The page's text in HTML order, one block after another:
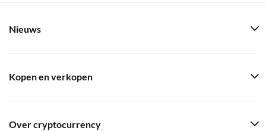
Nieuws
Kopen en verkopen
Over cryptocurrency